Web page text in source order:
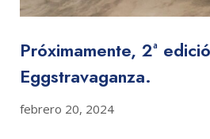
Próximamente, 2ª
Eggstravaganza.
febrero 20, 2024